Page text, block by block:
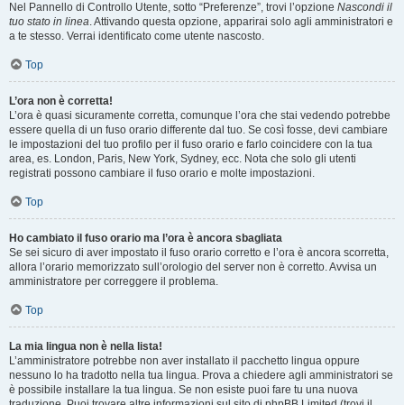
Nel Pannello di Controllo Utente, sotto “Preferenze”, trovi l’opzione Nascondi il
tuo stato in linea. Attivando questa opzione, apparirai solo agli amministratori e
a te stesso. Verrai identificato come utente nascosto.
Top
L’ora non è corretta!
L’ora è quasi sicuramente corretta, comunque l’ora che stai vedendo potrebbe
essere quella di un fuso orario differente dal tuo. Se così fosse, devi cambiare
le impostazioni del tuo profilo per il fuso orario e farlo coincidere con la tua
area, es. London, Paris, New York, Sydney, ecc. Nota che solo gli utenti
registrati possono cambiare il fuso orario e molte impostazioni.
Top
Ho cambiato il fuso orario ma l’ora è ancora sbagliata
Se sei sicuro di aver impostato il fuso orario corretto e l’ora è ancora scorretta,
allora l’orario memorizzato sull’orologio del server non è corretto. Avvisa un
amministratore per correggere il problema.
Top
La mia lingua non è nella lista!
L’amministratore potrebbe non aver installato il pacchetto lingua oppure
nessuno lo ha tradotto nella tua lingua. Prova a chiedere agli amministratori se
è possibile installare la tua lingua. Se non esiste puoi fare tu una nuova